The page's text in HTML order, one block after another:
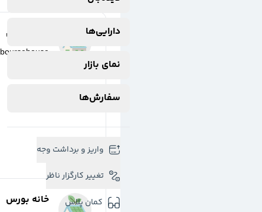
دارایی‌ها
نمای بازار
سفارش‌ها
واریز و برداشت وجه
تغییر کارگزار ناظر
کمان پلاس
خانه بورس
boursehouse
خانه بورس